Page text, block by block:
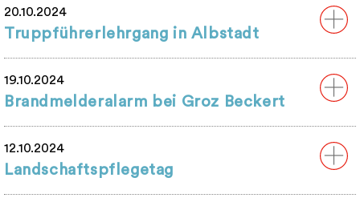
20.10.2024
Truppführerlehrgang in Albstadt
19.10.2024
Brandmelderalarm bei Groz Beckert
12.10.2024
Landschaftspflegetag